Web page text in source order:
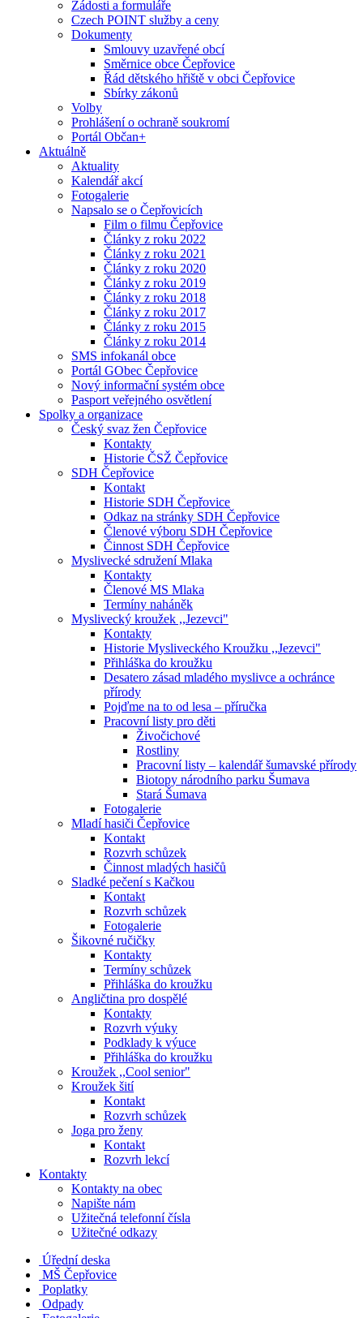
Žádosti a formuláře
Czech POINT služby a ceny
Dokumenty
Smlouvy uzavřené obcí
Směrnice obce Čepřovice
Řád dětského hřiště v obci Čepřovice
Sbírky zákonů
Volby
Prohlášení o ochraně soukromí
Portál Občan+
Aktuálně
Aktuality
Kalendář akcí
Fotogalerie
Napsalo se o Čepřovicích
Film o filmu Čepřovice
Články z roku 2022
Články z roku 2021
Články z roku 2020
Články z roku 2019
Články z roku 2018
Články z roku 2017
Články z roku 2015
Články z roku 2014
SMS infokanál obce
Portál GObec Čepřovice
Nový informační systém obce
Pasport veřejného osvětlení
Spolky a organizace
Český svaz žen Čepřovice
Kontakty
Historie ČSŽ Čepřovice
SDH Čepřovice
Kontakt
Historie SDH Čepřovice
Odkaz na stránky SDH Čepřovice
Členové výboru SDH Čepřovice
Činnost SDH Čepřovice
Myslivecké sdružení Mlaka
Kontakty
Členové MS Mlaka
Termíny naháněk
Myslivecký kroužek ,,Jezevci"
Kontakty
Historie Mysliveckého Kroužku ,,Jezevci"
Přihláška do kroužku
Desatero zásad mladého myslivce a ochránce
přírody
Pojďme na to od lesa – příručka
Pracovní listy pro děti
Živočichové
Rostliny
Pracovní listy – kalendář šumavské přírody
Biotopy národního parku Šumava
Stará Šumava
Fotogalerie
Mladí hasiči Čepřovice
Kontakt
Rozvrh schůzek
Činnost mladých hasičů
Sladké pečení s Kačkou
Kontakt
Rozvrh schůzek
Fotogalerie
Šikovné ručičky
Kontakty
Termíny schůzek
Přihláška do kroužku
Angličtina pro dospělé
Kontakty
Rozvrh výuky
Podklady k výuce
Přihláška do kroužku
Kroužek ,,Cool senior"
Kroužek šití
Kontakt
Rozvrh schůzek
Joga pro ženy
Kontakt
Rozvrh lekcí
Kontakty
Kontakty na obec
Napište nám
Užitečná telefonní čísla
Užitečné odkazy
Úřední deska
MŠ Čepřovice
Poplatky
Odpady